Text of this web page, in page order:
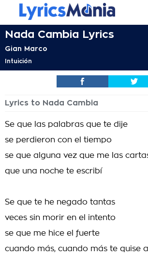
Nada Cambia Lyrics
Gian Marco
Intuición
Lyrics to Nada Cambia
Se que las palabras que te dije
se perdieron con el tiempo
se que alguna vez que me las
que una noche te escribí
Se que te he negado tantas
veces sin morir en el intento
se que me hice el fuerte
cuando más, cuando más te quise